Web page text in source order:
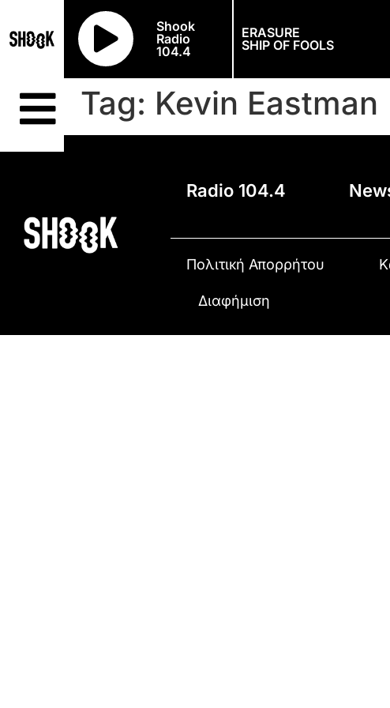
Shook
Radio
104.4
ERASURE
SHIP OF FOOLS
Tag: Kevin Eastman
Radio 104.4
Πολιτική Απορρήτου
Διαφήμιση